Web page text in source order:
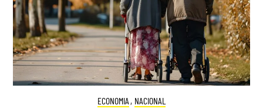
ECONOMIA , NACIONAL